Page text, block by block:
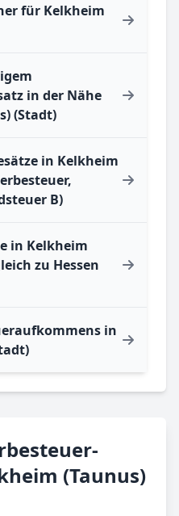
für Kelkheim
in der Nähe
(Stadt)
in Kelkheim
B)
in Kelkheim
zu Hessen
in
(Taunus)